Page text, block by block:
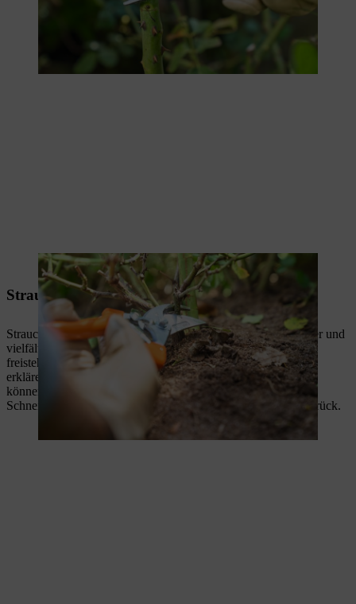
Zum Kürzen weniger starker Triebe eignet sich eine Gartenschere.
Strauchrosen schneiden
Strauchrosen, auch Buschrosen genannt, sind ein pflegeleichter und
vielfältiger Gartenklassiker. Sie entwickeln sich zu hohen,
freistehenden Sträuchern von etwa 2 bis 3 Metern Höhe. Wir
erklären Ihnen, wie Sie Ihre Strauchrosen einfach schneiden
können.
Schneiden Sie stark wachsende Rosensorten auf die Hälfte zurück.